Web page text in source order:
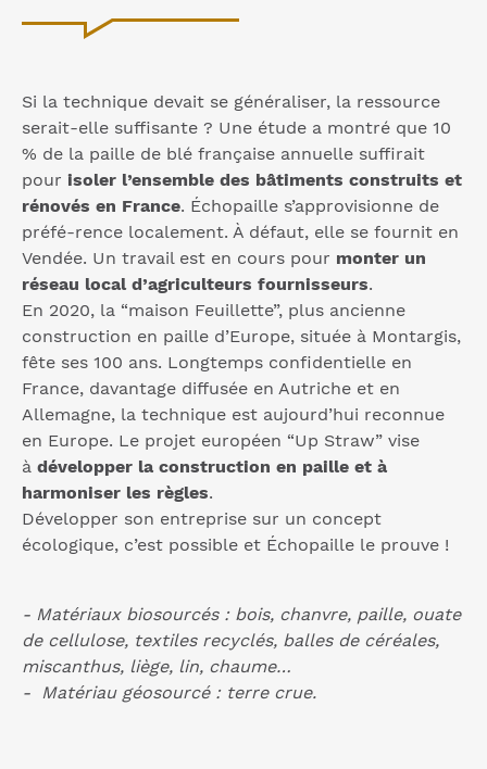
Si la technique devait se généraliser, la ressource
serait-elle suffisante ? Une étude a montré que 10
% de la paille de blé française annuelle suffirait
pour isoler l’ensemble des bâtiments construits et
rénovés en France. Échopaille s’approvisionne de
préfé-rence localement. À défaut, elle se fournit en
Vendée. Un travail est en cours pour monter un
réseau local d’agriculteurs fournisseurs.
En 2020, la “maison Feuillette”, plus ancienne
construction en paille d’Europe, située à Montargis,
fête ses 100 ans. Longtemps confidentielle en
France, davantage diffusée en Autriche et en
Allemagne, la technique est aujourd’hui reconnue
en Europe. Le projet européen “Up Straw” vise
à développer la construction en paille et à
harmoniser les règles.
Développer son entreprise sur un concept
écologique, c’est possible et Échopaille le prouve !
- Matériaux biosourcés : bois, chanvre, paille, ouate
de cellulose, textiles recyclés, balles de céréales,
miscanthus, liège, lin, chaume…
- Matériau géosourcé : terre crue.